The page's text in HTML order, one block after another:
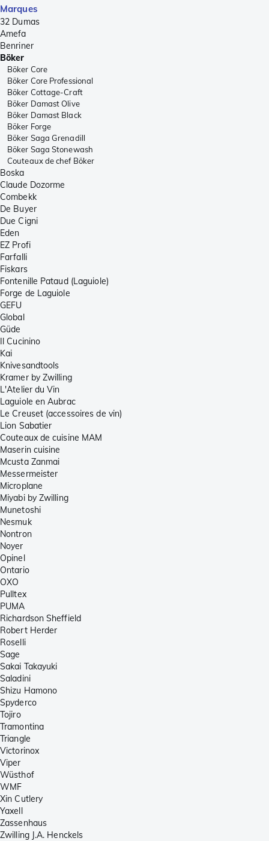
Marques
32 Dumas
Amefa
Benriner
Böker
Böker Core
Böker Core Professional
Böker Cottage-Craft
Böker Damast Olive
Böker Damast Black
Böker Forge
Böker Saga Grenadill
Böker Saga Stonewash
Couteaux de chef Böker
Boska
Claude Dozorme
Combekk
De Buyer
Due Cigni
Eden
EZ Profi
Farfalli
Fiskars
Fontenille Pataud (Laguiole)
Forge de Laguiole
GEFU
Global
Güde
Il Cucinino
Kai
Knivesandtools
Kramer by Zwilling
L'Atelier du Vin
Laguiole en Aubrac
Le Creuset (accessoires de vin)
Lion Sabatier
Couteaux de cuisine MAM
Maserin cuisine
Mcusta Zanmai
Messermeister
Microplane
Miyabi by Zwilling
Munetoshi
Nesmuk
Nontron
Noyer
Opinel
Ontario
OXO
Pulltex
PUMA
Richardson Sheffield
Robert Herder
Roselli
Sage
Sakai Takayuki
Saladini
Shizu Hamono
Spyderco
Tojiro
Tramontina
Triangle
Victorinox
Viper
Wüsthof
WMF
Xin Cutlery
Yaxell
Zassenhaus
Zwilling J.A. Henckels